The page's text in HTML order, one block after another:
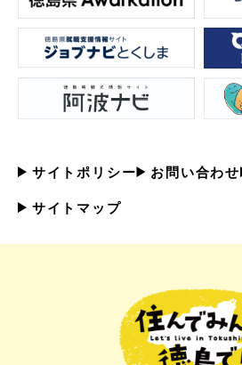
サイトポリシー お問い合わせ
サイトマップ